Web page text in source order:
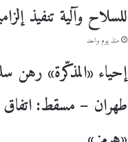
للسلاح وآلية تنفيذ
منذ يوم واحد
إحياء «المذكّرة» رهن
طهران – مسقط: